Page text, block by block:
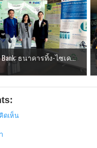
Bank: ธนาคารทิ้ง-ไซเค...
ดเห็น